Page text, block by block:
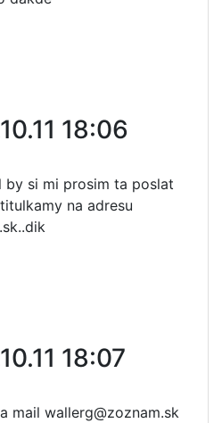
18:06
by si mi prosim ta poslat
na adresu
18:07
mail wallerg@zoznam.sk